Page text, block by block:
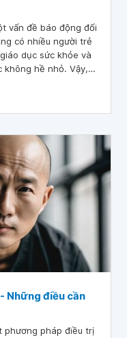
vấn đề báo động đối
có nhiều người trẻ
dục sức khỏe và
hề nhỏ. Vậy,
Những điều cần
phương pháp điều trị